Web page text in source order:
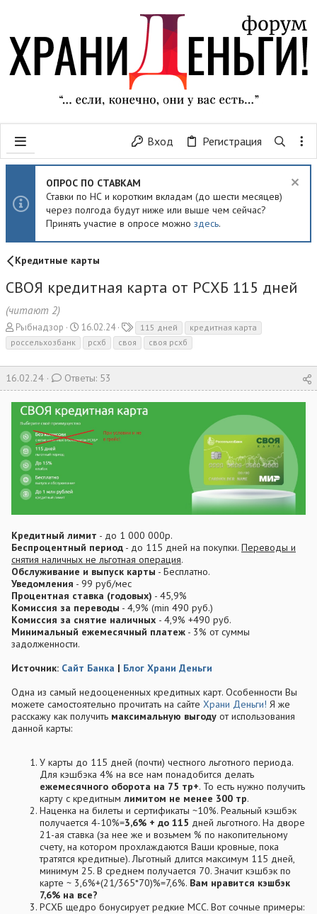
Вход Регистрация
ОПРОС ПО СТАВКАМ
Ставки по НС и коротким вкладам (до шести месяцев)
через полгода будут ниже или выше чем сейчас?
Принять участие в опросе можно здесь.
Кредитные карты
СВОЯ кредитная карта от РСХБ 115 дней
(читают 2)
А
в
т
о
р
т
е
ы
Рыбнадзор
Д
а
т
а
н
а
ч
а
л
а
16.02.24
е
г
и
115 дней
кредитная карта
россельхозбанк
рсхб своя своя рсхб
16.02.24 Ответы: 53
Кредитный лимит - до 1 000 000р.
Беспроцентный период - до 115 дней на покупки. Переводы и
снятия наличных не льготная операция.
Обслуживание и выпуск карты - Бесплатно.
Уведомления - 99 руб/мес
Процентная ставка (годовых) - 45,9%
Комиссия за переводы - 4,9% (min 490 руб.)
Комиссия за снятие наличных - 4,9% +490 руб.
Минимальный ежемесячный платеж - 3% от суммы
задолженности.
Источник: Сайт Банка | Блог Храни Деньги
Одна из самый недооцененных кредитных карт. Особенности Вы
можете самостоятельно прочитать на сайте Храни Деньги! Я же
расскажу как получить максимальную выгоду от использования
данной карты:
У карты до 115 дней (почти) честного льготного периода.
Для кэшбэка 4% на все нам понадобится делать
ежемесячного оборота на 75 тр+. То есть нужно получить
карту с кредитным лимитом не менее 300 тр.
Наценка на билеты и сертификаты ~10%. Реальный кэшбэк
получается 4-10%=3,6% + до 115 дней льготного. На дворе
21-ая ставка (за нее же и возьмем % по накопительному
счету, на котором прохлаждаются Ваши кровные, пока
тратятся кредитные). Льготный длится максимум 115 дней,
минимум 25. В среднем получается 70. Значит кэшбэк по
карте ~ 3,6%+(21/365*70)%=7,6%. Вам нравится кэшбэк
7,6% на все?
РСХБ щедро бонусирует редкие MCC. Вот сочные примеры: